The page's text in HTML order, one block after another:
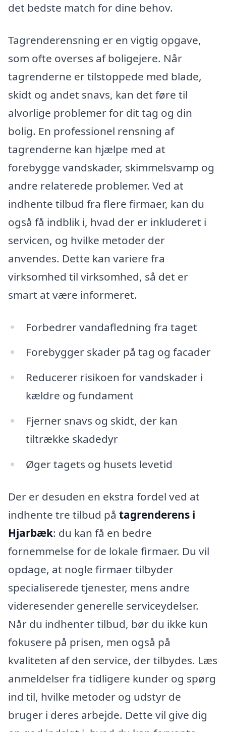
det bedste match for dine behov.
Tagrenderensning er en vigtig opgave,
som ofte overses af boligejere. Når
tagrenderne er tilstoppede med blade,
skidt og andet snavs, kan det føre til
alvorlige problemer for dit tag og din
bolig. En professionel rensning af
tagrenderne kan hjælpe med at
forebygge vandskader, skimmelsvamp og
andre relaterede problemer. Ved at
indhente tilbud fra flere firmaer, kan du
også få indblik i, hvad der er inkluderet i
servicen, og hvilke metoder der
anvendes. Dette kan variere fra
virksomhed til virksomhed, så det er
smart at være informeret.
Forbedrer vandafledning fra taget
Forebygger skader på tag og facader
Reducerer risikoen for vandskader i
kældre og fundament
Fjerner snavs og skidt, der kan
tiltrække skadedyr
Øger tagets og husets levetid
Der er desuden en ekstra fordel ved at
indhente tre tilbud på tagrenderens i
Hjarbæk: du kan få en bedre
fornemmelse for de lokale firmaer. Du vil
opdage, at nogle firmaer tilbyder
specialiserede tjenester, mens andre
videresender generelle serviceydelser.
Når du indhenter tilbud, bør du ikke kun
fokusere på prisen, men også på
kvaliteten af den service, der tilbydes. Læs
anmeldelser fra tidligere kunder og spørg
ind til, hvilke metoder og udstyr de
bruger i deres arbejde. Dette vil give dig